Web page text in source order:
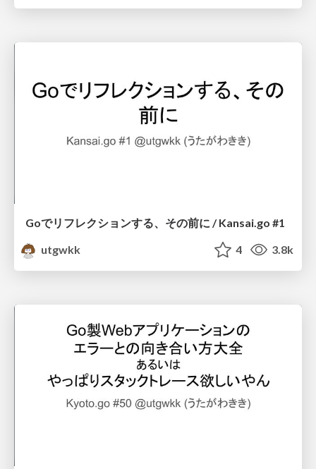
Goでリフレクションする、その前に / Kansai.go #1
utgwkk
4 3.8k